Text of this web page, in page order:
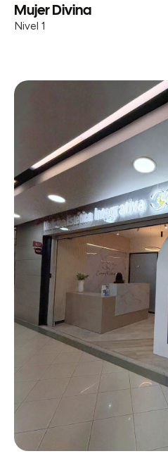
Mujer Divina
Nivel 1